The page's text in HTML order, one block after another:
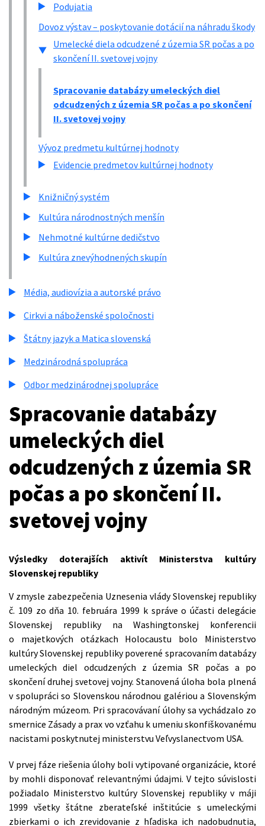
Podujatia
Dovoz výstav – poskytovanie dotácií na náhradu škody
Umelecké diela odcudzené z územia SR počas a po
skončení II. svetovej vojny
Spracovanie databázy umeleckých diel
odcudzených z územia SR počas a po skončení
II. svetovej vojny
Vývoz predmetu kultúrnej hodnoty
Evidencie predmetov kultúrnej hodnoty
Knižničný systém
Kultúra národnostných menšín
Nehmotné kultúrne dedičstvo
Kultúra znevýhodnených skupín
Média, audiovízia a autorské právo
Cirkvi a náboženské spoločnosti
Štátny jazyk a Matica slovenská
Medzinárodná spolupráca
Odbor medzinárodnej spolupráce
Spracovanie databázy
umeleckých diel
odcudzených z územia SR
počas a po skončení II.
svetovej vojny
Výsledky doterajších aktivít Ministerstva kultúry
Slovenskej republiky
V zmysle zabezpečenia Uznesenia vlády Slovenskej republiky
č. 109 zo dňa 10. februára 1999 k správe o účasti delegácie
Slovenskej republiky na Washingtonskej konferencii
o majetkových otázkach Holocaustu bolo Ministerstvo
kultúry Slovenskej republiky poverené spracovaním databázy
umeleckých diel odcudzených z územia SR počas a po
skončení druhej svetovej vojny. Stanovená úloha bola plnená
v spolupráci so Slovenskou národnou galériou a Slovenským
národným múzeom. Pri spracovávaní úlohy sa vychádzalo zo
smernice Zásady a prax vo vzťahu k umeniu skonfiškovanému
nacistami poskytnutej ministerstvu Veľvyslanectvom USA.
V prvej fáze riešenia úlohy boli vytipované organizácie, ktoré
by mohli disponovať relevantnými údajmi. V tejto súvislosti
požiadalo Ministerstvo kultúry Slovenskej republiky v máji
1999 všetky štátne zberateľské inštitúcie s umeleckými
zbierkami o ich zrevidovanie z hľadiska ich nadobudnutia,